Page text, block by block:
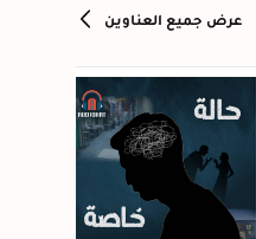
عرض جميع العناوين